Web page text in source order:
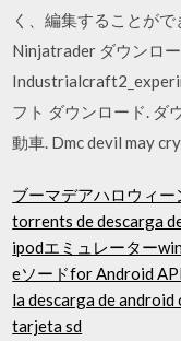
く、編集することが
Ninjatrader ダウンロ
フト ダウンロード. ダ
動車. Dmc devil may
ブーマデアハロウィ
torrents de descarga
ipodエミュレーター
eソードfor Android
la descarga de
tarjeta sd